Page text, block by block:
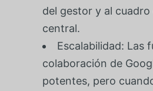
del gestor y al
central.
Escalabilidad: Las
colaboración de
potentes, pero